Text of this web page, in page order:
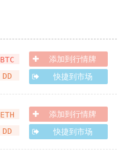
BTC
DD
添加到行情牌
快捷到市场
ETH
DD
添加到行情牌
快捷到市场